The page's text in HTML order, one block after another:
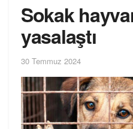
Sokak
yasalaştı
30 Temmuz 2024